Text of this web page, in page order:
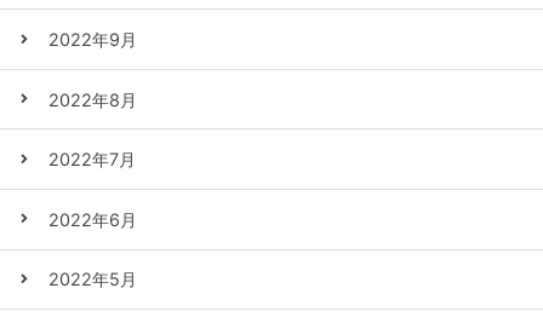
2022年9月
2022年8月
2022年7月
2022年6月
2022年5月